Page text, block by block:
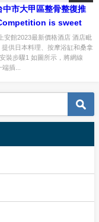
市大甲區整骨整復推
is sweet
安館2023最新價格酒店 酒店毗
供日本料理、按摩浴缸和桑拿
裝步驟1 如圖所示，將網線
端插...